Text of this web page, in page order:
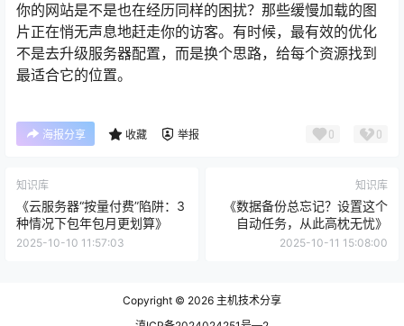
你的网站是不是也在经历同样的困扰？那些缓慢加载的图
片正在悄无声息地赶走你的访客。有时候，最有效的优化
不是去升级服务器配置，而是换个思路，给每个资源找到
最适合它的位置。
海报分享 收藏 举报 0 0
知识库
《云服务器“按量付费”陷阱：3
种情况下包年包月更划算》
2025-10-10 11:57:03
知识库
《数据备份总忘记？设置这个
自动任务，从此高枕无忧》
2025-10-11 15:08:00
Copyright © 2026 主机技术分享